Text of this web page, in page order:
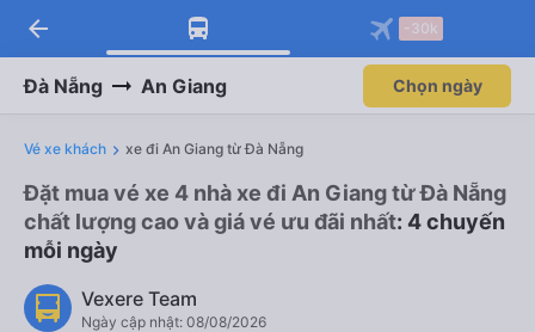
arrow_back -30k
Đà Nẵng An Giang Chọn ngày
Vé xe khách xe đi An Giang từ Đà Nẵng
Đặt mua vé xe 4 nhà xe đi An Giang từ Đà Nẵng
chất lượng cao và giá vé ưu đãi nhất: 4 chuyến
mỗi ngày
Vexere Team
Ngày cập nhật: 08/08/2026